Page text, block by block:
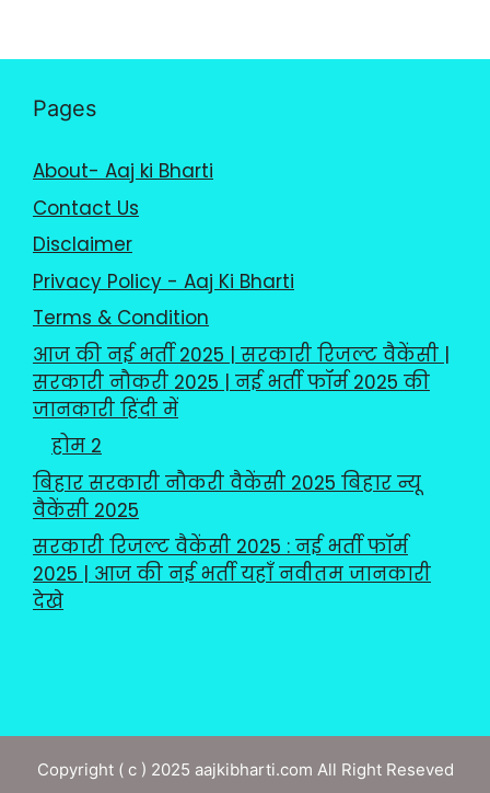
Pages
About- Aaj ki Bharti
Contact Us
Disclaimer
Privacy Policy - Aaj Ki Bharti
Terms & Condition
आज की नई भर्ती 2025 | सरकारी रिजल्ट वैकेंसी |
सरकारी नौकरी 2025 | नई भर्ती फॉर्म 2025 की
जानकारी हिंदी में
होम 2
बिहार सरकारी नौकरी वैकेंसी 2025 बिहार न्यू
वैकेंसी 2025
सरकारी रिजल्ट वैकेंसी 2025 : नई भर्ती फॉर्म
2025 | आज की नई भर्ती यहाँ नवीतम जानकारी
देखे
Copyright ( c ) 2025 aajkibharti.com All Right Reseved